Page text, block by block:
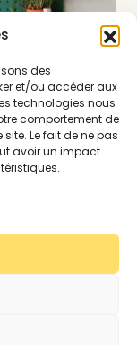
des
et/ou accéder aux
technologies nous
comportement de
Le fait de ne pas
avoir un impact